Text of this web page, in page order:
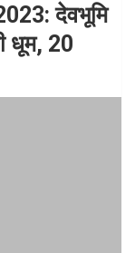
देवभूमि
धूम, 20